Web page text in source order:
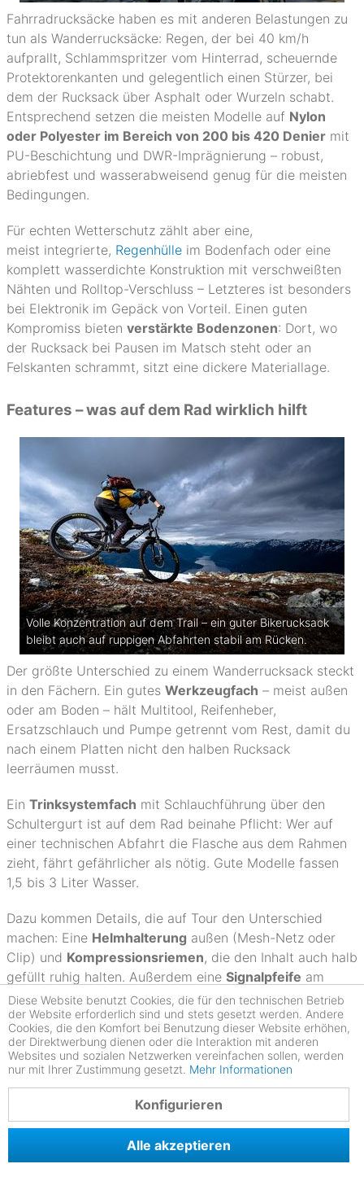
Fahrradrucksäcke haben es mit anderen Belastungen zu
tun als Wanderrucksäcke: Regen, der bei 40 km/h
aufprallt, Schlammspritzer vom Hinterrad, scheuernde
Protektorenkanten und gelegentlich einen Stürzer, bei
dem der Rucksack über Asphalt oder Wurzeln schabt.
Entsprechend setzen die meisten Modelle auf Nylon
oder Polyester im Bereich von 200 bis 420 Denier mit
PU-Beschichtung und DWR-Imprägnierung – robust,
abriebfest und wasserabweisend genug für die meisten
Bedingungen.
Für echten Wetterschutz zählt aber eine,
meist integrierte, Regenhülle im Bodenfach oder eine
komplett wasserdichte Konstruktion mit verschweißten
Nähten und Rolltop-Verschluss – Letzteres ist besonders
bei Elektronik im Gepäck von Vorteil. Einen guten
Kompromiss bieten verstärkte Bodenzonen: Dort, wo
der Rucksack bei Pausen im Matsch steht oder an
Felskanten schrammt, sitzt eine dickere Materiallage.
Features – was auf dem Rad wirklich hilft
Volle Konzentration auf dem Trail – ein guter Bikerucksack
bleibt auch auf ruppigen Abfahrten stabil am Rücken.
Der größte Unterschied zu einem Wanderrucksack steckt
in den Fächern. Ein gutes Werkzeugfach – meist außen
oder am Boden – hält Multitool, Reifenheber,
Ersatzschlauch und Pumpe getrennt vom Rest, damit du
nach einem Platten nicht den halben Rucksack
leerräumen musst.
Ein Trinksystemfach mit Schlauchführung über den
Schultergurt ist auf dem Rad beinahe Pflicht: Wer auf
einer technischen Abfahrt die Flasche aus dem Rahmen
zieht, fährt gefährlicher als nötig. Gute Modelle fassen
1,5 bis 3 Liter Wasser.
Dazu kommen Details, die auf Tour den Unterschied
machen: Eine Helmhalterung außen (Mesh-Netz oder
Clip) und Kompressionsriemen, die den Inhalt auch halb
gefüllt ruhig halten. Außerdem eine Signalpfeife am
Brustgurtverschluss für den Notfall im Gelände. Und
selbstverständlichReflektoren, reflektierende Prints
oder eine Halterung für ein Clip-On-Rücklicht –
Sichtbarkeit ist kein Nice-to-Have, sondern ein absoluter
Sicherheitsfaktor.
Alles Wichtige im Überblick:
Diese Website benutzt Cookies, die für den technischen Betrieb
der Website erforderlich sind und stets gesetzt werden. Andere
Cookies, die den Komfort bei Benutzung dieser Website erhöhen,
der Direktwerbung dienen oder die Interaktion mit anderen
Websites und sozialen Netzwerken vereinfachen sollen, werden
nur mit Ihrer Zustimmung gesetzt. Mehr Informationen
Konfigurieren
Alle akzeptieren